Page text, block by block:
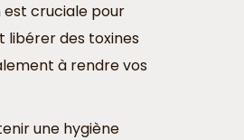
est cruciale pour
libérer des toxines
à rendre vos
une hygiène